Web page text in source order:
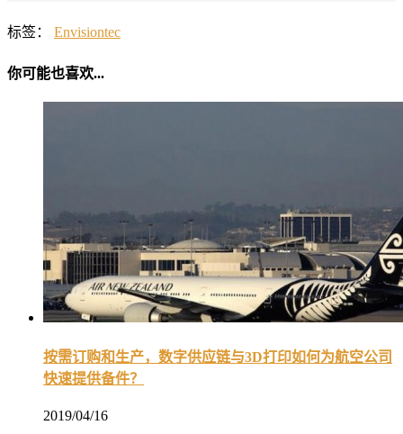
标签： Envisiontec
你可能也喜欢...
按需订购和生产，数字供应链与3D打印如何为航空公司
快速提供备件？
2019/04/16